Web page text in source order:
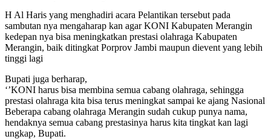
H Al Haris yang menghadiri acara Pelantikan tersebut pada
sambutan nya mengaharap kan agar KONI Kabupaten Merangin
kedepan nya bisa meningkatkan prestasi olahraga Kabupaten
Merangin, baik ditingkat Porprov Jambi maupun dievent yang lebih
tinggi lagi
Bupati juga berharap,
‘’KONI harus bisa membina semua cabang olahraga, sehingga
prestasi olahraga kita bisa terus meningkat sampai ke ajang Nasional
Beberapa cabang olahraga Merangin sudah cukup punya nama,
hendaknya semua cabang prestasinya harus kita tingkat kan lagi
ungkap, Bupati.